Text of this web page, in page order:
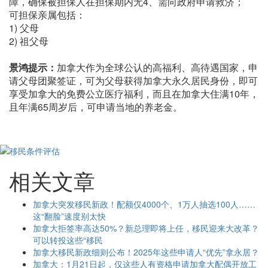
可担保亲属包括：
1) 父母
2) 祖父母
景鸿提示： 加拿大作为全球公认的高福利、高待遇国家，申
请父母团聚签证，可为父母获得加拿大永久居民身份，即可
享受加拿大的免费公立医疗福利，而且在加拿大住满10年，
且年满65周岁后，可申请当地的养老金。
相关文章
加拿大突发移民新政！配额仅4000个、1万人抽选100人……
这“翻脸”速度别太快
加拿大拒签率高达50%？新总理即将上任，移民迎来大改革？
可以转投这些“移民
加拿大移民新政细则公布！2025年这些申请人“优先”拿永居？
加拿大：1月21日起，仅这些人有资格申请加拿大配偶开放工